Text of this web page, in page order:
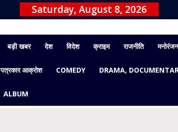
Saturday, August 8, 2026
बड़ी खबर देश विदेश क्राइम राजनीति मनोरंजन
पत्रकार आक्रोश COMEDY DRAMA,
ALBUM